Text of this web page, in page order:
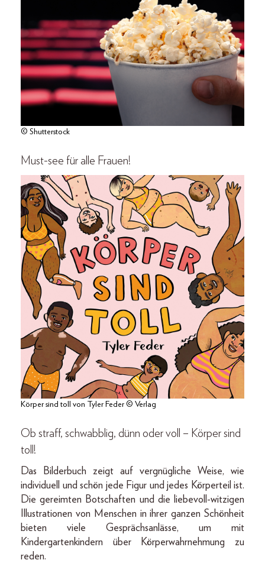
© Shutterstock
Must-see für alle Frauen!
Körper sind toll von Tyler Feder © Verlag
Ob straff, schwabblig, dünn oder voll – Körper sind
toll!
Das Bilderbuch zeigt auf vergnügliche Weise, wie
individuell und schön jede Figur und jedes Körperteil ist.
Die gereimten Botschaften und die liebe­voll-witzigen
Illus­trationen von Menschen in ihrer ganzen Schönheit
bieten viele Gesprächsanlässe, um mit
Kindergartenkindern über Körperwahrnehmung zu
reden.